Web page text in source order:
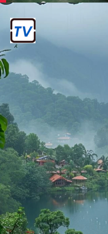
मनाली
हिमाचल प्रदेश में
हिल स्टेशन है।